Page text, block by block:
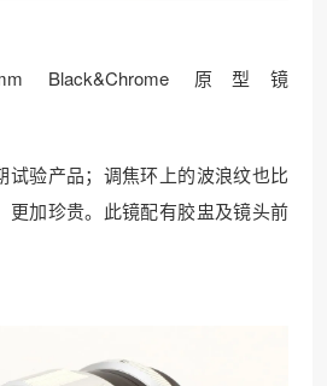
Black&Chrome 原型镜
试验产品；调焦环上的波浪纹也比
更加珍贵。此镜配有胶盅及镜头前